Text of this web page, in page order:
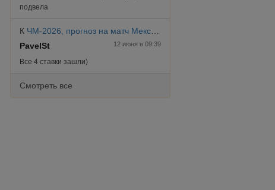
подвела
К ЧМ-2026, прогноз на матч Мексика - ЮАР
PavelSt
12 июня в 09:39
Все 4 ставки зашли)
Смотреть все